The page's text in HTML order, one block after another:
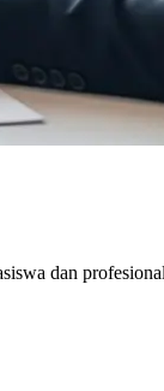
dan